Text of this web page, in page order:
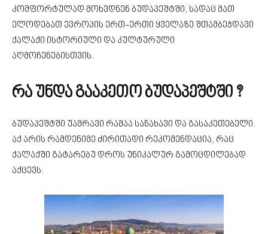
კომფორტულად მოხვდნენ ბუდაპეშტში, სადაც მათ
ელოდებათ ევროპის ერთ-ერთი ყველაზე შთამბეჭდავი
ქალაქი ისტორიული და კულტურული
აღმოჩენებისთვის.
რა უნდა გააკეთო ბუდაპეშტში ?
ბუდაპეშტში უამრავი რამაა სანახავი და გასაკეთებელი.
აქ არის რამდენიმე ძირითადი რეკომენდაცია, რაც
ქალაქში გატარებუ დროს უნიკალურ გამოცდილებად
აქცევს: